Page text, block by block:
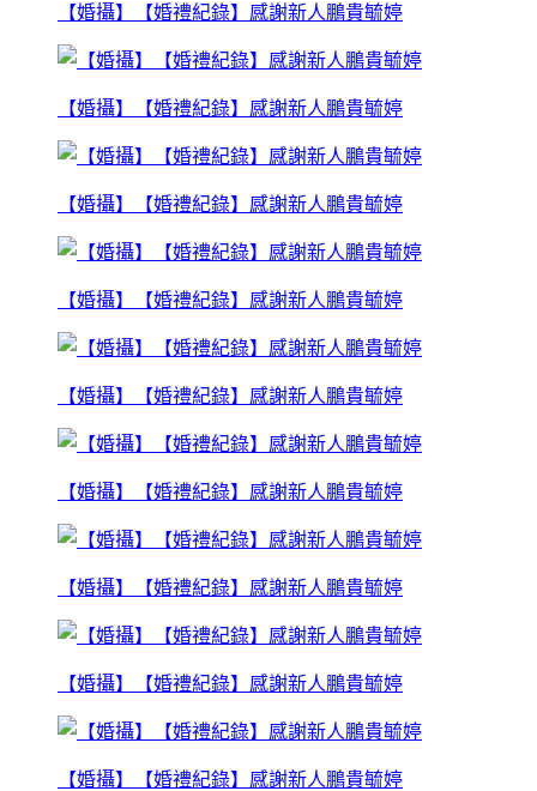
【婚攝】【婚禮紀錄】感謝新人鵬貴毓婷
【婚攝】【婚禮紀錄】感謝新人鵬貴毓婷
【婚攝】【婚禮紀錄】感謝新人鵬貴毓婷
【婚攝】【婚禮紀錄】感謝新人鵬貴毓婷
【婚攝】【婚禮紀錄】感謝新人鵬貴毓婷
【婚攝】【婚禮紀錄】感謝新人鵬貴毓婷
【婚攝】【婚禮紀錄】感謝新人鵬貴毓婷
【婚攝】【婚禮紀錄】感謝新人鵬貴毓婷
【婚攝】【婚禮紀錄】感謝新人鵬貴毓婷